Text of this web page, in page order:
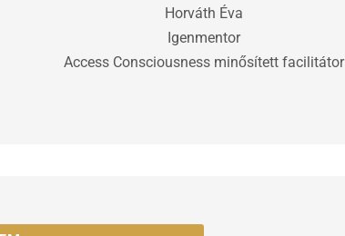
Horváth Éva
Igenmentor
Access Consciousness minősített facilitátor